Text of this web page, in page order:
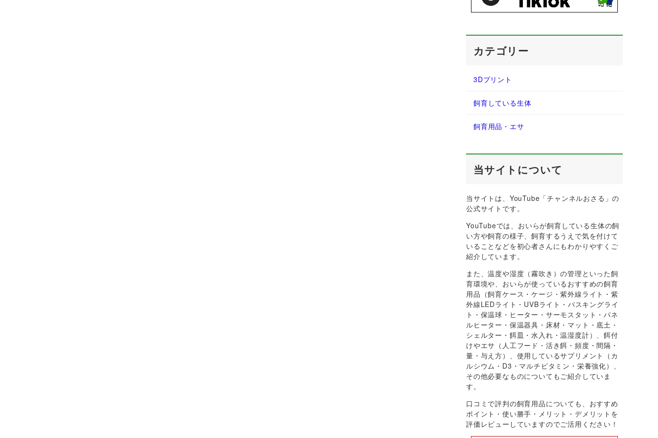
カテゴリー
3Dプリント
飼育している生体
飼育用品・エサ
当サイトについて
当サイトは、YouTube「チャンネルおさる」の
公式サイトです。
YouTubeでは、おいらが飼育している生体の飼
い方や飼育の様子、飼育するうえで気を付けて
いることなどを初心者さんにもわかりやすくご
紹介しています。
また、温度や湿度（霧吹き）の管理といった飼
育環境や、おいらが使っているおすすめの飼育
用品（飼育ケース・ケージ・紫外線ライト・紫
外線LEDライト・UVBライト・バスキングライ
ト・保温球・ヒーター・サーモスタット・パネ
ルヒーター・保温器具・床材・マット・底土・
シェルター・餌皿・水入れ・温湿度計）、餌付
けやエサ（人工フード・活き餌・頻度・間隔・
量・与え方）、使用しているサプリメント（カ
ルシウム・D3・マルチビタミン・栄養強化）、
その他必要なものについてもご紹介していま
す。
口コミで評判の飼育用品についても、おすすめ
ポイント・使い勝手・メリット・デメリットを
評価レビューしていますのでご活用ください！